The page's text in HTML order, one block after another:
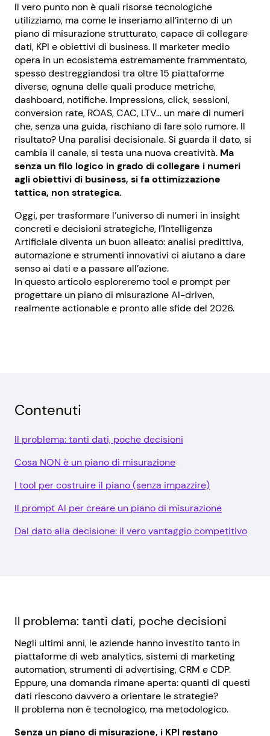
Il vero punto non è quali risorse tecnologiche
utilizziamo, ma come le inseriamo all’interno di un
piano di misurazione strutturato, capace di collegare
dati, KPI e obiettivi di business. Il marketer medio
opera in un ecosistema estremamente frammentato,
spesso destreggiandosi tra oltre 15 piattaforme
diverse, ognuna delle quali produce metriche,
dashboard, notifiche. Impressions, click, sessioni,
conversion rate, ROAS, CAC, LTV… un mare di numeri
che, senza una guida, rischiano di fare solo rumore. Il
risultato? Una paralisi decisionale. Si guarda il dato, si
cambia il canale, si testa una nuova creatività. Ma
senza un filo logico in grado di collegare i numeri
agli obiettivi di business, si fa ottimizzazione
tattica, non strategica.
Oggi, per trasformare l’universo di numeri in insight
concreti e decisioni strategiche, l’Intelligenza
Artificiale diventa un buon alleato: analisi predittiva,
automazione e strumenti innovativi ci aiutano a dare
senso ai dati e a passare all’azione.
In questo articolo esploreremo tool e prompt per
progettare un piano di misurazione AI-driven,
realmente actionable e pronto alle sfide del 2026.
Contenuti
Il problema: tanti dati, poche decisioni
Cosa NON è un piano di misurazione
I tool per costruire il piano (senza impazzire)
Il prompt AI per creare un piano di misurazione
Dal dato alla decisione: il vero vantaggio competitivo
Il problema: tanti dati, poche decisioni
Negli ultimi anni, le aziende hanno investito tanto in
piattaforme di web analytics, sistemi di marketing
automation, strumenti di advertising, CRM e CDP.
Eppure, una domanda rimane aperta: quanti di questi
dati riescono davvero a orientare le strategie?
Il problema non è tecnologico, ma metodologico.
Senza un piano di misurazione, i KPI restano